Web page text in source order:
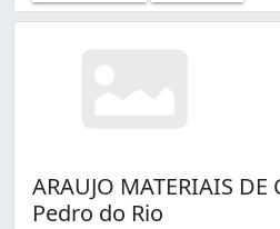
ARAUJO MATERIAIS
Pedro do Rio